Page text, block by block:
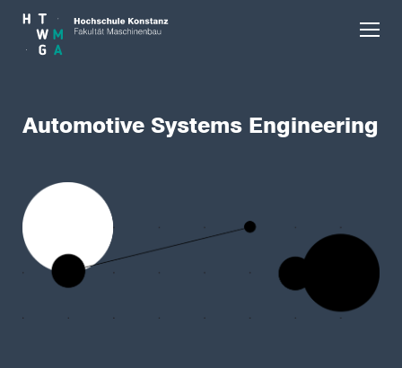
Skip to main content
Automotive Systems Engineering